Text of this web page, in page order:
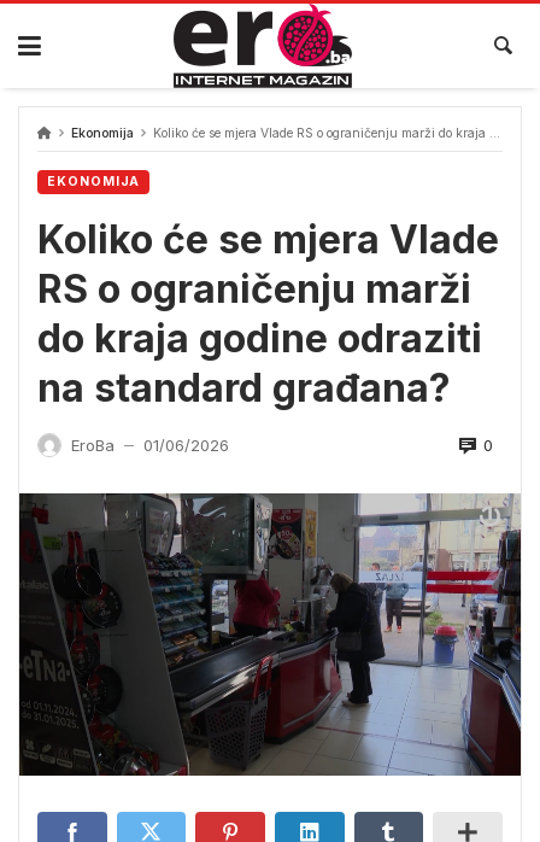
Skip
content
Ekonomija Koliko će se mjera Vlade RS o ograničenju marži do kraja godine odraziti na standard građana?
EKONOMIJA
Koliko će se mjera Vlade
RS o ograničenju marži
do kraja godine odraziti
na standard građana?
EroBa — 01/06/2026 0